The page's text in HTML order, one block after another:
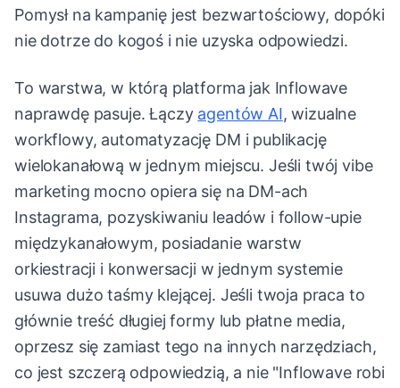
Pomysł na kampanię jest bezwartościowy, dopóki
nie dotrze do kogoś i nie uzyska odpowiedzi.
To warstwa, w którą platforma jak Inflowave
naprawdę pasuje. Łączy agentów AI, wizualne
workflowy, automatyzację DM i publikację
wielokanałową w jednym miejscu. Jeśli twój vibe
marketing mocno opiera się na DM-ach
Instagrama, pozyskiwaniu leadów i follow-upie
międzykanałowym, posiadanie warstw
orkiestracji i konwersacji w jednym systemie
usuwa dużo taśmy klejącej. Jeśli twoja praca to
głównie treść długiej formy lub płatne media,
oprzesz się zamiast tego na innych narzędziach,
co jest szczerą odpowiedzią, a nie "Inflowave robi